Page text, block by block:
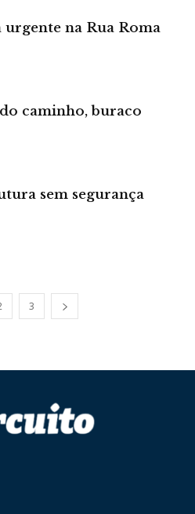
urgente na Rua Roma
caminho, buraco
sem segurança
3